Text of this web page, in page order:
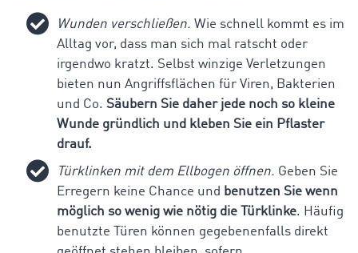
Wunden verschließen. Wie schnell kommt es im
Alltag vor, dass man sich mal ratscht oder
irgendwo kratzt. Selbst winzige Verletzungen
bieten nun Angriffsflächen für Viren, Bakterien
und Co. Säubern Sie daher jede noch so kleine
Wunde gründlich und kleben Sie ein Pflaster
drauf.
Türklinken mit dem Ellbogen öffnen. Geben Sie
Erregern keine Chance und benutzen Sie wenn
möglich so wenig wie nötig die Türklinke. Häufig
benutzte Türen können gegebenenfalls direkt